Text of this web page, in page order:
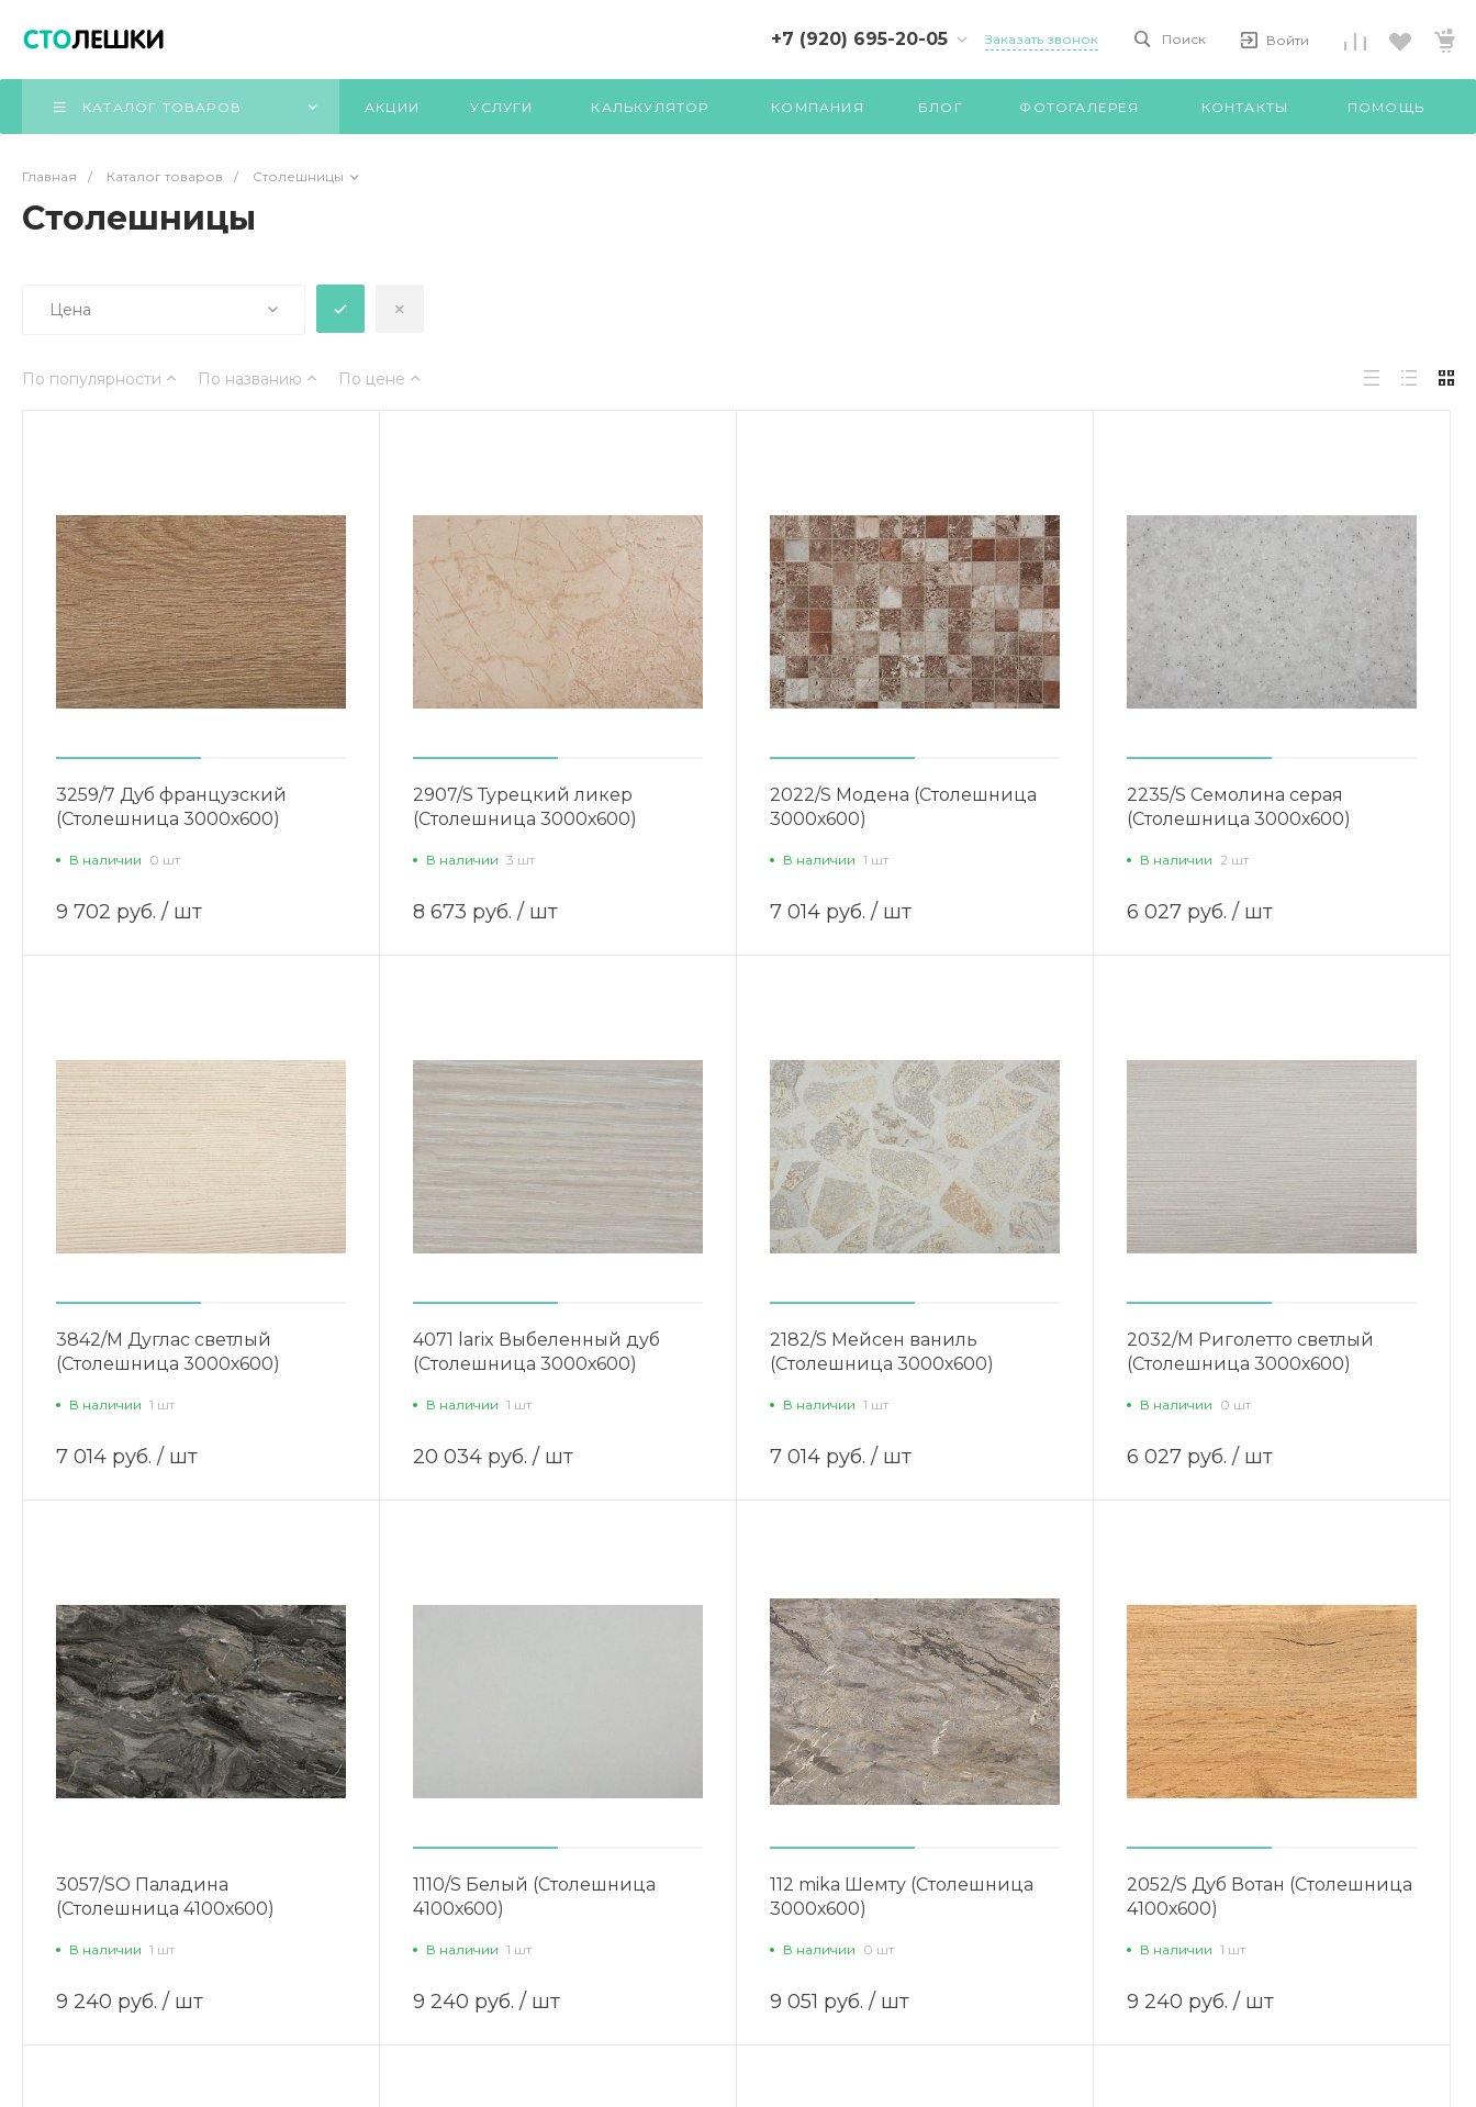
+7 (920) 695-20-05 Заказать звонок Поиск Войти
КАТАЛОГ ТОВАРОВ АКЦИИ УСЛУГИ КАЛЬКУЛЯТОР КОМПАНИЯ БЛОГ ФОТОГАЛЕРЕЯ КОНТАКТЫ ПОМОЩЬ
Главная / Каталог товаров / Столешницы
Столешницы
Цена
По популярности По названию По цене
3259/7 Дуб французский
(Столешница 3000х600)
В наличии 0 шт
9 702 руб. / шт
2907/S Турецкий ликер
(Столешница 3000х600)
В наличии 3 шт
8 673 руб. / шт
2022/S Модена (Столешница
3000х600)
В наличии 1 шт
7 014 руб. / шт
2235/S Семолина серая
(Столешница 3000х600)
В наличии 2 шт
6 027 руб. / шт
3842/М Дуглас светлый
(Столешница 3000х600)
В наличии 1 шт
7 014 руб. / шт
4071 larix Выбеленный дуб
(Столешница 3000х600)
В наличии 1 шт
20 034 руб. / шт
2182/S Мейсен ваниль
(Столешница 3000х600)
В наличии 1 шт
7 014 руб. / шт
2032/М Риголетто светлый
(Столешница 3000х600)
В наличии 0 шт
6 027 руб. / шт
3057/SO Паладина
(Столешница 4100х600)
В наличии 1 шт
9 240 руб. / шт
1110/S Белый (Столешница
4100х600)
В наличии 1 шт
9 240 руб. / шт
112 mika Шемту (Столешница
3000х600)
В наличии 0 шт
9 051 руб. / шт
2052/S Дуб Вотан (Столешница
4100х600)
В наличии 1 шт
9 240 руб. / шт